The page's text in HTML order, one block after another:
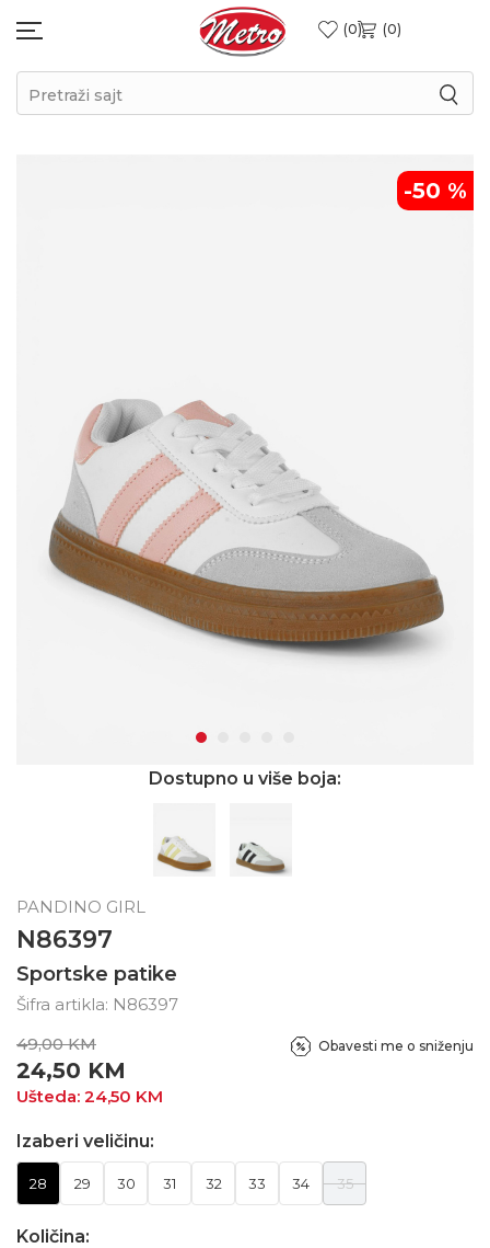
0 0
Pretraži sajt
-50 %
Dostupno u više boja:
PANDINO GIRL
N86397
Sportske patike
Šifra artikla: N86397
49,00 KM
24,50 KM
Ušteda: 24,50 KM
Obavesti me o sniženju
Izaberi veličinu:
28 29 30 31 32 33 34 35
Količina: